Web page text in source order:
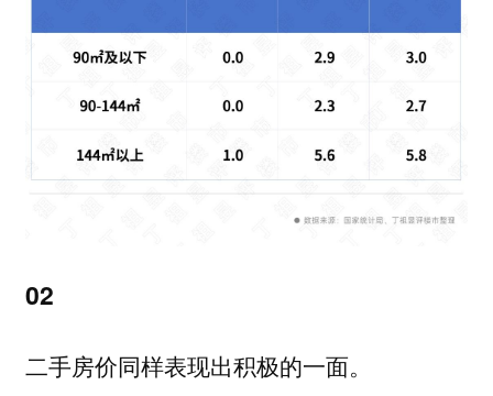
02
二手房价同样表现出积极的一面。